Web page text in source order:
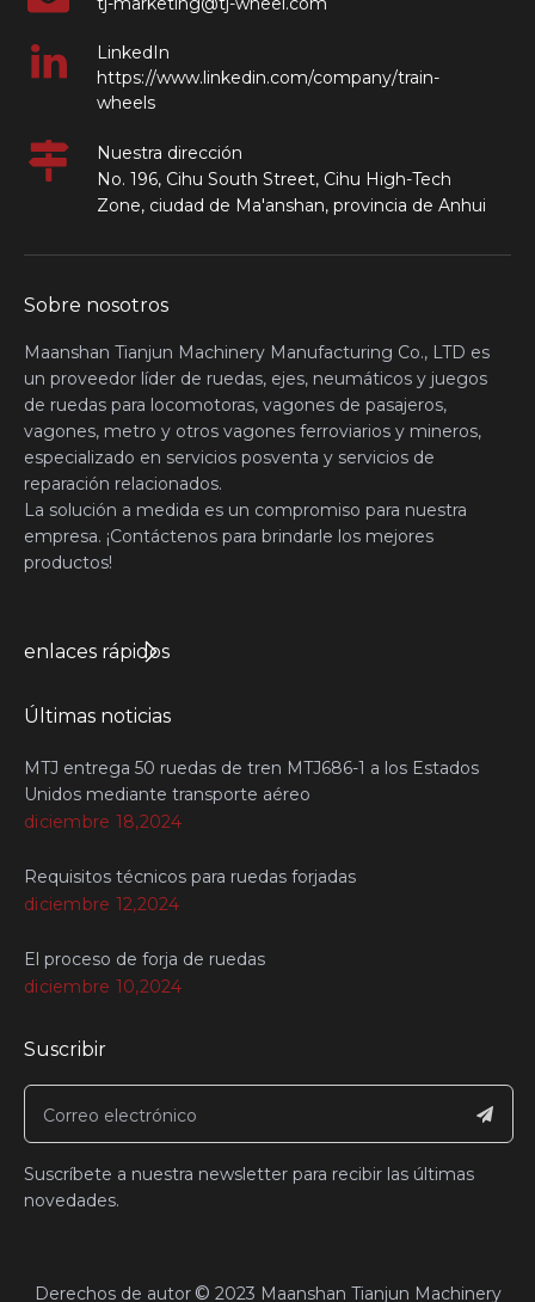
LinkedIn
https://www.linkedin.com/company/train-
wheels
Nuestra dirección
No. 196, Cihu South Street, Cihu High-Tech
Zone, ciudad de Ma'anshan, provincia de Anhui
Sobre nosotros
Maanshan Tianjun Machinery Manufacturing Co., LTD es
un proveedor líder de ruedas, ejes, neumáticos y juegos
de ruedas para locomotoras, vagones de pasajeros,
vagones, metro y otros vagones ferroviarios y mineros,
especializado en servicios posventa y servicios de
reparación relacionados.
La solución a medida es un compromiso para nuestra
empresa. ¡Contáctenos para brindarle los mejores
productos!
enlaces rápidos
Últimas noticias
MTJ entrega 50 ruedas de tren MTJ686-1 a los Estados
Unidos mediante transporte aéreo
diciembre 18,2024
Requisitos técnicos para ruedas forjadas
diciembre 12,2024
El proceso de forja de ruedas
diciembre 10,2024
Suscribir
Suscríbete a nuestra newsletter para recibir las últimas
novedades.
​Derechos de autor© 2023 Maanshan Tianjun Machinery